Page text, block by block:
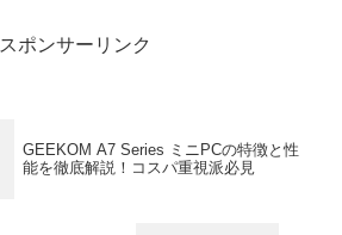
スポンサーリンク
GEEKOM A7 Series ミニPCの特徴と性
能を徹底解説！コスパ重視派必見